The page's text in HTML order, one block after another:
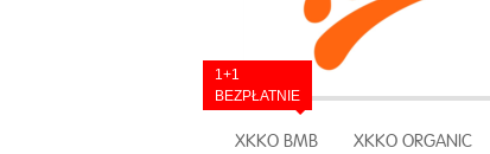
XKKO BMB
1+1
BEZPŁATNIE
XKKO ORGANIC